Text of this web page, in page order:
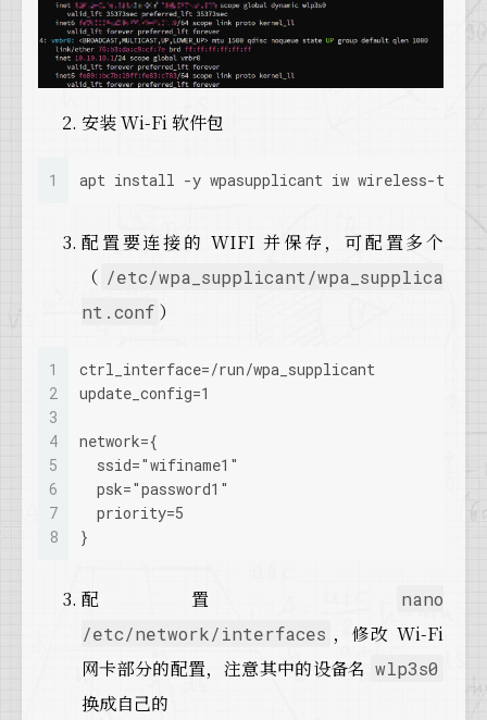
安装 Wi-Fi 软件包
1 apt install -y wpasupplicant iw wireless-tools
配置要连接的 WIFI 并保存，可配置多个
（ /etc/wpa_supplicant/wpa_supplica
nt.conf ）
1
2
3
4
5
6
7
8
ctrl_interface=/run/wpa_supplicant
update_config=1
network={
  ssid="wifiname1"
  psk="password1"
  priority=5
}
配置
nano
/etc/network/interfaces ，修改 Wi-Fi
网卡部分的配置，注意其中的设备名 wlp3s0
换成自己的